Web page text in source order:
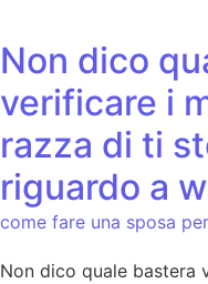
Non dico
verificare i
razza di ti
riguardo a
come fare una sposa
Non dico quale bastera